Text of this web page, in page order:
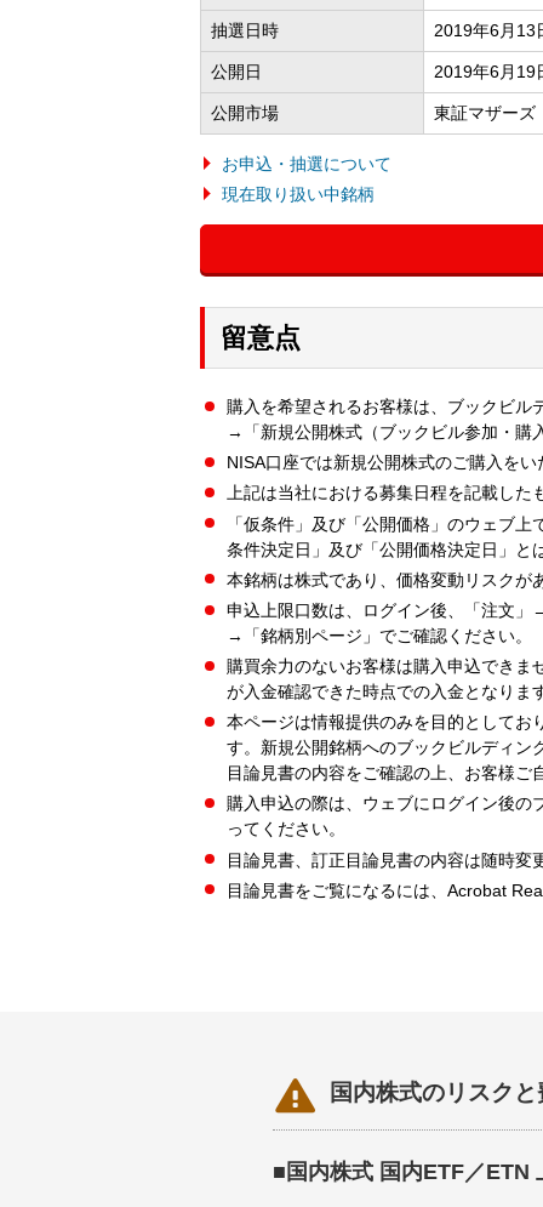
抽選日時 2019年6月13
公開日 2019年6月19
公開市場 東証マザーズ
お申込・抽選について
現在取り扱い中銘柄
留意点
購入を希望されるお客様は、ブックビ
→「新規公開株式（ブックビル参加・購
NISA口座では新規公開株式のご購入を
上記は当社における募集日程を記載した
「仮条件」及び「公開価格」のウェブ
条件決定日」及び「公開価格決定日」と
本銘柄は株式であり、価格変動リスクが
申込上限口数は、ログイン後、「注文
→「銘柄別ページ」でご確認ください。
購買余力のないお客様は購入申込でき
が入金確認できた時点での入金となりま
本ページは情報提供のみを目的としてお
す。新規公開銘柄へのブックビルディン
目論見書の内容をご確認の上、お客様
購入申込の際は、ウェブにログイン後の
ってください。
目論見書、訂正目論見書の内容は随時変
目論見書をご覧になるには、Acrobat
 国内株式のリスク
■国内株式 国内ETF／ETN